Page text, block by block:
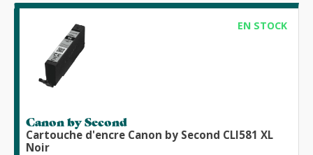
EN STOCK
Canon by Second
Cartouche d'encre Canon by Second CLI581 XL
Noir